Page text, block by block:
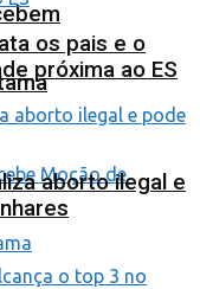
os pais e o
próxima ao ES
aborto ilegal e